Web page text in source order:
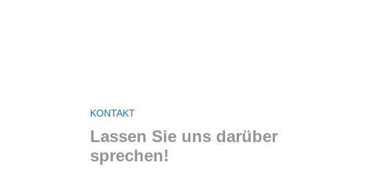
KONTAKT
Lassen Sie uns darüber
sprechen!